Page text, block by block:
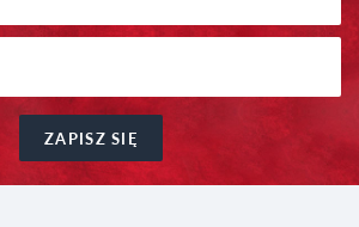
ZAPISZ SIĘ